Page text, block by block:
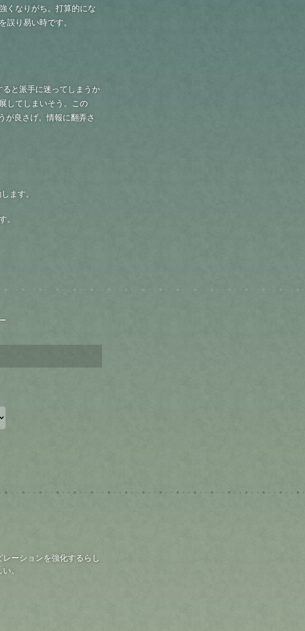
くなりがち。打算的にな
り易い時です。
と派手に迷ってしまうか
してしまいそう。この
が良さげ。情報に翻弄さ
ます。
ーションを強化するらし
。